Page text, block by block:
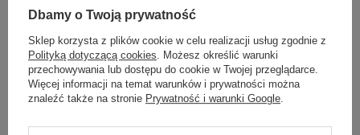
Dlaczego warto wybrać Orbit No.1 Smart 150 cm?
✔ Średnica 150 cm – do największych wnętrz
✔ Sterowanie aplikacją Tuya i Smart Life
✔ Możliwość ściemniania i tworzenia scen
kelwinów
Więcej
Dbamy o Twoją prywatność
Sklep korzysta z plików cookie w celu realizacji usług zgodnie z
Polityką dotyczącą cookies . Możesz określić warunki
przechowywania lub dostępu do cookie w Twojej przeglądarce.
Więcej informacji na temat warunków i prywatności można
znaleźć także na stronie Prywatność i warunki Google